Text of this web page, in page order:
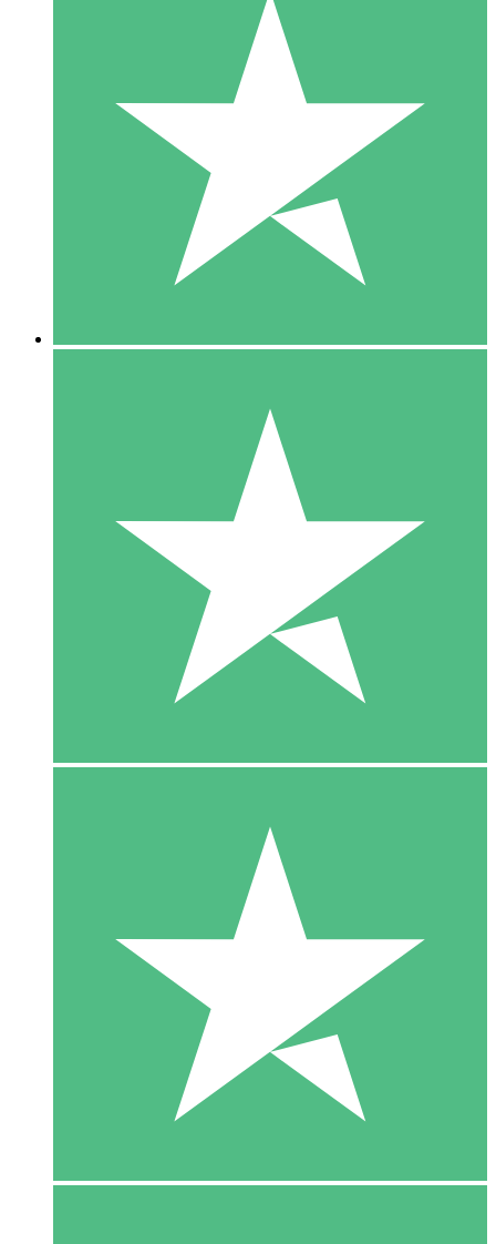
Individuelle Credit-Pakete
Zahlen Sie nach Bedarf mit Download-Credits. Keine
monatliche Verpflichtung erforderlich.
10 00
10 Downloads
20 00